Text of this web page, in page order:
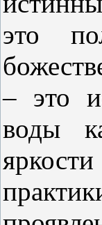
это
– это
воды